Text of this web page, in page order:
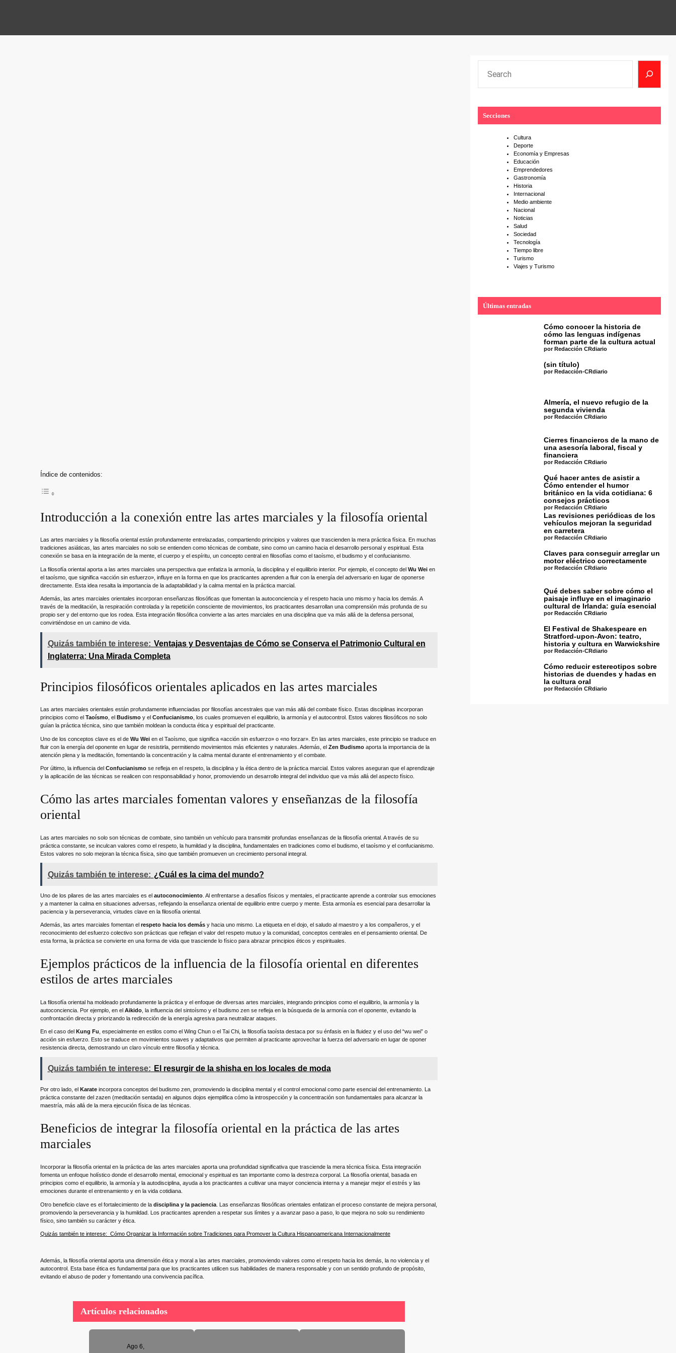
Índice de contenidos:
Introducción a la conexión entre las artes marciales y la filosofía oriental
Las artes marciales y la filosofía oriental están profundamente entrelazadas, compartiendo principios y valores que trascienden la mera práctica física. En muchas
tradiciones asiáticas, las artes marciales no solo se entienden como técnicas de combate, sino como un camino hacia el desarrollo personal y espiritual. Esta
conexión se basa en la integración de la mente, el cuerpo y el espíritu, un concepto central en filosofías como el taoísmo, el budismo y el confucianismo.
La filosofía oriental aporta a las artes marciales una perspectiva que enfatiza la armonía, la disciplina y el equilibrio interior. Por ejemplo, el concepto del Wu Wei en
el taoísmo, que significa «acción sin esfuerzo», influye en la forma en que los practicantes aprenden a fluir con la energía del adversario en lugar de oponerse
directamente. Esta idea resalta la importancia de la adaptabilidad y la calma mental en la práctica marcial.
Además, las artes marciales orientales incorporan enseñanzas filosóficas que fomentan la autoconciencia y el respeto hacia uno mismo y hacia los demás. A
través de la meditación, la respiración controlada y la repetición consciente de movimientos, los practicantes desarrollan una comprensión más profunda de su
propio ser y del entorno que los rodea. Esta integración filosófica convierte a las artes marciales en una disciplina que va más allá de la defensa personal,
convirtiéndose en un camino de vida.
Quizás también te interese: Ventajas y Desventajas de Cómo se Conserva el Patrimonio Cultural en
Inglaterra: Una Mirada Completa
Principios filosóficos orientales aplicados en las artes marciales
Las artes marciales orientales están profundamente influenciadas por filosofías ancestrales que van más allá del combate físico. Estas disciplinas incorporan
principios como el Taoísmo , el Budismo y el Confucianismo , los cuales promueven el equilibrio, la armonía y el autocontrol. Estos valores filosóficos no solo
guían la práctica técnica, sino que también moldean la conducta ética y espiritual del practicante.
Uno de los conceptos clave es el de Wu Wei en el Taoísmo, que significa «acción sin esfuerzo» o «no forzar». En las artes marciales, este principio se traduce en
fluir con la energía del oponente en lugar de resistirla, permitiendo movimientos más eficientes y naturales. Además, el Zen Budismo aporta la importancia de la
atención plena y la meditación, fomentando la concentración y la calma mental durante el entrenamiento y el combate.
Por último, la influencia del Confucianismo se refleja en el respeto, la disciplina y la ética dentro de la práctica marcial. Estos valores aseguran que el aprendizaje
y la aplicación de las técnicas se realicen con responsabilidad y honor, promoviendo un desarrollo integral del individuo que va más allá del aspecto físico.
Cómo las artes marciales fomentan valores y enseñanzas de la filosofía
oriental
Las artes marciales no solo son técnicas de combate, sino también un vehículo para transmitir profundas enseñanzas de la filosofía oriental. A través de su
práctica constante, se inculcan valores como el respeto, la humildad y la disciplina, fundamentales en tradiciones como el budismo, el taoísmo y el confucianismo.
Estos valores no solo mejoran la técnica física, sino que también promueven un crecimiento personal integral.
Quizás también te interese: ¿Cuál es la cima del mundo?
Uno de los pilares de las artes marciales es el autoconocimiento . Al enfrentarse a desafíos físicos y mentales, el practicante aprende a controlar sus emociones
y a mantener la calma en situaciones adversas, reflejando la enseñanza oriental de equilibrio entre cuerpo y mente. Esta armonía es esencial para desarrollar la
paciencia y la perseverancia, virtudes clave en la filosofía oriental.
Además, las artes marciales fomentan el respeto hacia los demás y hacia uno mismo. La etiqueta en el dojo, el saludo al maestro y a los compañeros, y el
reconocimiento del esfuerzo colectivo son prácticas que reflejan el valor del respeto mutuo y la comunidad, conceptos centrales en el pensamiento oriental. De
esta forma, la práctica se convierte en una forma de vida que trasciende lo físico para abrazar principios éticos y espirituales.
Ejemplos prácticos de la influencia de la filosofía oriental en diferentes
estilos de artes marciales
La filosofía oriental ha moldeado profundamente la práctica y el enfoque de diversas artes marciales, integrando principios como el equilibrio, la armonía y la
autoconciencia. Por ejemplo, en el Aikido , la influencia del sintoísmo y el budismo zen se refleja en la búsqueda de la armonía con el oponente, evitando la
confrontación directa y priorizando la redirección de la energía agresiva para neutralizar ataques.
En el caso del Kung Fu, especialmente en estilos como el Wing Chun o el Tai Chi, la filosofía taoísta destaca por su énfasis en la fluidez y el uso del “wu wei” o
acción sin esfuerzo. Esto se traduce en movimientos suaves y adaptativos que permiten al practicante aprovechar la fuerza del adversario en lugar de oponer
resistencia directa, demostrando un claro vínculo entre filosofía y técnica.
Quizás también te interese: El resurgir de la shisha en los locales de moda
Por otro lado, el Karate incorpora conceptos del budismo zen, promoviendo la disciplina mental y el control emocional como parte esencial del entrenamiento. La
práctica constante del zazen (meditación sentada) en algunos dojos ejemplifica cómo la introspección y la concentración son fundamentales para alcanzar la
maestría, más allá de la mera ejecución física de las técnicas.
Beneficios de integrar la filosofía oriental en la práctica de las artes
marciales
Incorporar la filosofía oriental en la práctica de las artes marciales aporta una profundidad significativa que trasciende la mera técnica física. Esta integración
fomenta un enfoque holístico donde el desarrollo mental, emocional y espiritual es tan importante como la destreza corporal. La filosofía oriental, basada en
principios como el equilibrio, la armonía y la autodisciplina, ayuda a los practicantes a cultivar una mayor conciencia interna y a manejar mejor el estrés y las
emociones durante el entrenamiento y en la vida cotidiana.
Otro beneficio clave es el fortalecimiento de la disciplina y la paciencia . Las enseñanzas filosóficas orientales enfatizan el proceso constante de mejora personal,
promoviendo la perseverancia y la humildad. Los practicantes aprenden a respetar sus límites y a avanzar paso a paso, lo que mejora no solo su rendimiento
físico, sino también su carácter y ética.
Quizás también te interese: Cómo Organizar la Información sobre Tradiciones para Promover la Cultura Hispanoamericana Internacionalmente
Además, la filosofía oriental aporta una dimensión ética y moral a las artes marciales, promoviendo valores como el respeto hacia los demás, la no violencia y el
autocontrol. Esta base ética es fundamental para que los practicantes utilicen sus habilidades de manera responsable y con un sentido profundo de propósito,
evitando el abuso de poder y fomentando una convivencia pacífica.
Artículos relacionados
Ago 6,
Secciones
Cultura
Deporte
Economía y Empresas
Educación
Emprendedores
Gastronomía
Historia
Internacional
Medio ambiente
Nacional
Noticias
Salud
Sociedad
Tecnología
Tiempo libre
Turismo
Viajes y Turismo
Últimas entradas
Cómo conocer la historia de
cómo las lenguas indígenas
forman parte de la cultura actual
por Redacción CRdiario
(sin título)
por Redacción-CRdiario
Almería, el nuevo refugio de la
segunda vivienda
por Redacción CRdiario
Cierres financieros de la mano de
una asesoría laboral, fiscal y
financiera
por Redacción CRdiario
Qué hacer antes de asistir a
Cómo entender el humor
británico en la vida cotidiana: 6
consejos prácticos
por Redacción CRdiario
Las revisiones periódicas de los
vehículos mejoran la seguridad
en carretera
por Redacción CRdiario
Claves para conseguir arreglar un
motor eléctrico correctamente
por Redacción CRdiario
Qué debes saber sobre cómo el
paisaje influye en el imaginario
cultural de Irlanda: guía esencial
por Redacción CRdiario
El Festival de Shakespeare en
Stratford-upon-Avon: teatro,
historia y cultura en Warwickshire
por Redacción-CRdiario
Cómo reducir estereotipos sobre
historias de duendes y hadas en
la cultura oral
por Redacción CRdiario